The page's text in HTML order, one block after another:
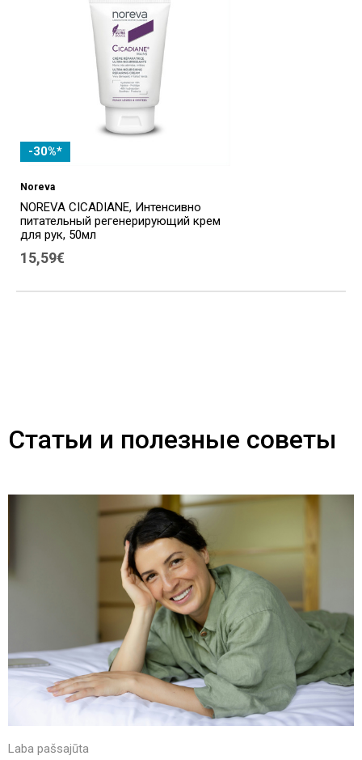
-30%*
Noreva
NOREVA CICADIANE, Интенсивно
питательный регенерирующий крем
для рук, 50мл
15,59€
Статьи и полезные советы
Laba pašsajūta